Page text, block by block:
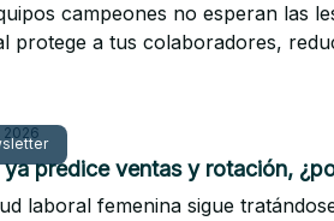
campeones no esperan las
protege a tus colaboradores,
2026
ya predice ventas y rotación,
laboral femenina sigue